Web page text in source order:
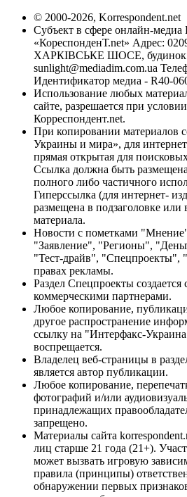
© 2000-2026, Korrespondent.net
Субъект в сфере онлайн-
«КореспонденТ.net» Адрес:
ХАРКІВСЬКЕ ШОСЕ, будинок
sunlight@mediadim.com.ua
Идентификатор медиа - R40-
Использование любых
сайте, разрешается при
Корреспондент.net.
При копировании материалов
Украины и мира», для
прямая открытая для
Ссылка должна быть
полного либо частичного
Гиперссылка (для интернет-
размещена в подзаголовке или
материала.
Новости с пометками
"Заявление", "Регионы",
"Тест-драйв", "Спецпроекты",
правах рекламы.
Раздел Спецпроекты создается
коммерческими партнерами.
Любое копирование,
другое распространение
ссылку на "Интерфакс-
воспрещается.
Владелец веб-страницы в
является автор публикации.
Любое копирование,
фотографий и/или
принадлежащих
запрещено.
Материалы сайта
лиц старше 21 года (21+).
может вызвать игровую
правила (принципы)
обнаружении первых